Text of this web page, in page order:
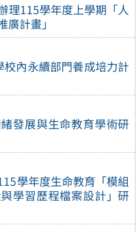
理115學年度上學期「人
計畫」
內永續部門養成培力計
發展與生命教育學術研
學年度生命教育「模組
學習歷程檔案設計」研